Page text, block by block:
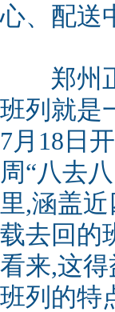
心、配送
郑州正
班列就是
7月18日
周“八去
里,涵盖
载去回的
看来,这
班列的特